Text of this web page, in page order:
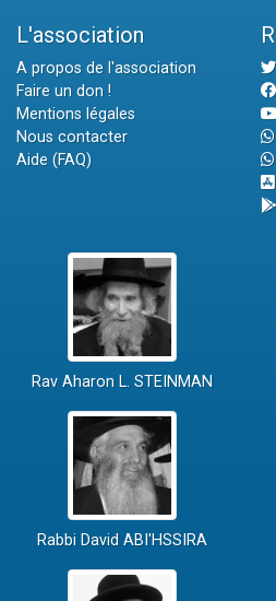
L'association
A propos de l'association
Faire un don !
Mentions légales
Nous contacter
Aide (FAQ)
Rav Aharon L. STEINMAN
Rabbi David ABI'HSSIRA